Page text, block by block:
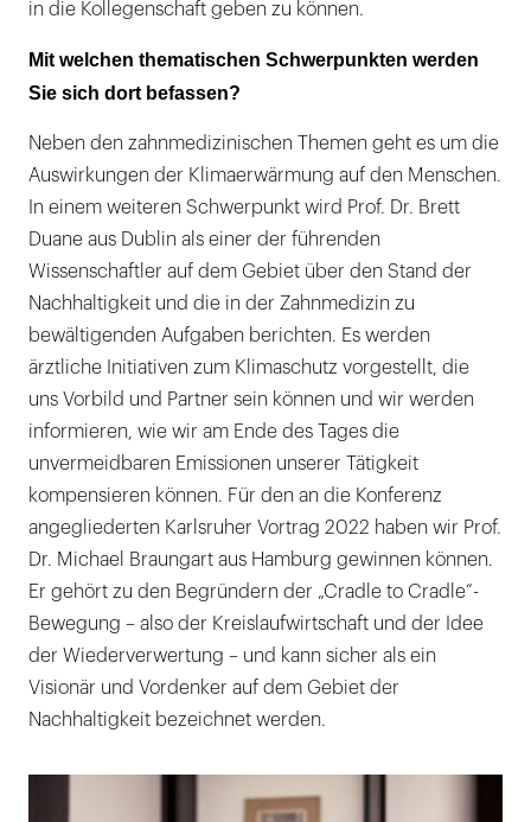
in die Kollegenschaft geben zu können.
Mit welchen thematischen Schwerpunkten werden
Sie sich dort befassen?
Neben den zahnmedizinischen Themen geht es um die
Auswirkungen der Klimaerwärmung auf den Menschen.
In einem weiteren Schwerpunkt wird Prof. Dr. Brett
Duane aus Dublin als einer der führenden
Wissenschaftler auf dem Gebiet über den Stand der
Nachhaltigkeit und die in der Zahnmedizin zu
bewältigenden Aufgaben berichten. Es werden
ärztliche Initiativen zum Klimaschutz vorgestellt, die
uns Vorbild und Partner sein können und wir werden
informieren, wie wir am Ende des Tages die
unvermeidbaren Emissionen unserer Tätigkeit
kompensieren können. Für den an die Konferenz
angegliederten Karlsruher Vortrag 2022 haben wir Prof.
Dr. Michael Braungart aus Hamburg gewinnen können.
Er gehört zu den Begründern der „Cradle to Cradle“-
Bewegung – also der Kreislaufwirtschaft und der Idee
der Wiederverwertung – und kann sicher als ein
Visionär und Vordenker auf dem Gebiet der
Nachhaltigkeit bezeichnet werden.